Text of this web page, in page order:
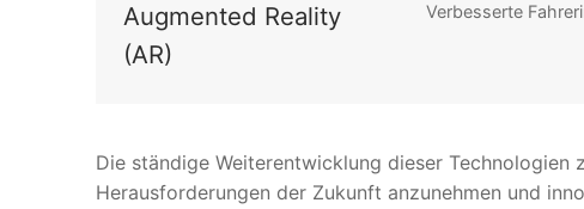
Augmented Reality
(AR)
Verbesserte
Die ständige Weiterentwicklung dieser
Herausforderungen der Zukunft anzunehmen und